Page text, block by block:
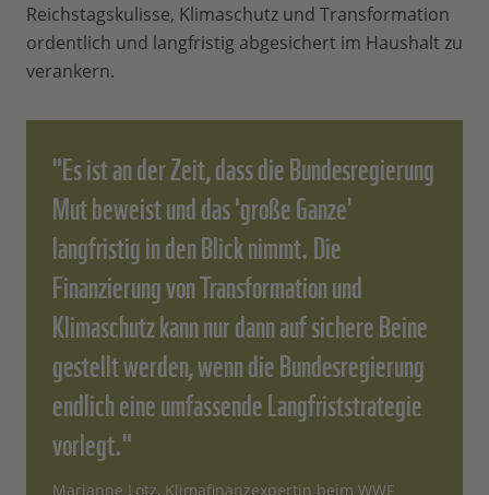
Reichstagskulisse, Klimaschutz und Transformation
ordentlich und langfristig abgesichert im Haushalt zu
verankern.
"Es ist an der Zeit, dass die Bundesregierung
Mut beweist und das 'große Ganze'
langfristig in den Blick nimmt. Die
Finanzierung von Transformation und
Klimaschutz kann nur dann auf sichere Beine
gestellt werden, wenn die Bundesregierung
endlich eine umfassende Langfriststrategie
vorlegt."
Marianne Lotz, Klimafinanzexpertin beim WWF